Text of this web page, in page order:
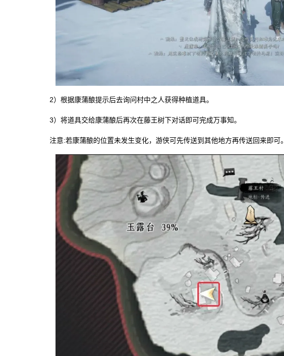
2）根据康蒲酿提示后去询问村中之人获得种植道具。
3）将道具交给康蒲酿后再次在藤王树下对话即可完成万事知。
注意:若康蒲酿的位置未发生变化，游侠可先传送到其他地方再传送回来即可。